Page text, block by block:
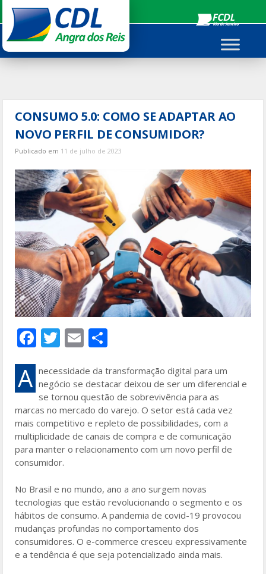
para
conteúdo
CONSUMO 5.0: COMO SE ADAPTAR AO
NOVO PERFIL DE CONSUMIDOR?
Publicado em 11 de julho de 2023
F
ac
e
b
o
o
k
T
w
itt
er
E
m
ai
l
ar
e
A necessidade da transformação digital para um
negócio se destacar deixou de ser um diferencial e
se tornou questão de sobrevivência para as
marcas no mercado do varejo. O setor está cada vez
mais competitivo e repleto de possibilidades, com a
multiplicidade de canais de compra e de comunicação
para manter o relacionamento com um novo perfil de
consumidor.
No Brasil e no mundo, ano a ano surgem novas
tecnologias que estão revolucionando o segmento e os
hábitos de consumo. A pandemia de covid-19 provocou
mudanças profundas no comportamento dos
consumidores. O e-commerce cresceu expressivamente
e a tendência é que seja potencializado ainda mais.